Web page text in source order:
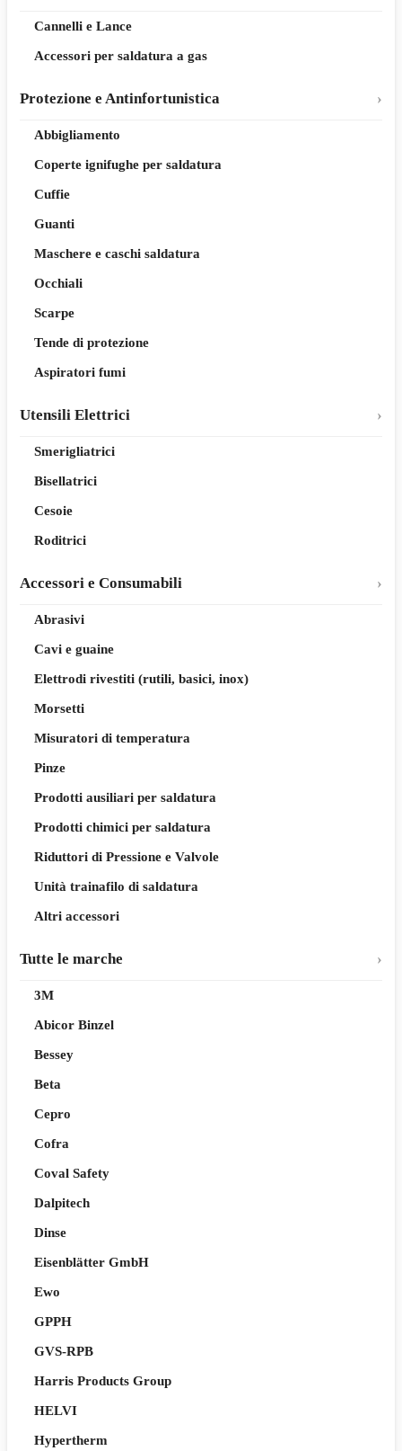
Cannelli e Lance
Accessori per saldatura a gas
Protezione e Antinfortunistica
Abbigliamento
Coperte ignifughe per saldatura
Cuffie
Guanti
Maschere e caschi saldatura
Occhiali
Scarpe
Tende di protezione
Aspiratori fumi
Utensili Elettrici
Smerigliatrici
Bisellatrici
Cesoie
Roditrici
Accessori e Consumabili
Abrasivi
Cavi e guaine
Elettrodi rivestiti (rutili, basici, inox)
Morsetti
Misuratori di temperatura
Pinze
Prodotti ausiliari per saldatura
Prodotti chimici per saldatura
Riduttori di Pressione e Valvole
Unità trainafilo di saldatura
Altri accessori
Tutte le marche
3M
Abicor Binzel
Bessey
Beta
Cepro
Cofra
Coval Safety
Dalpitech
Dinse
Eisenblätter GmbH
Ewo
GPPH
GVS-RPB
Harris Products Group
HELVI
Hypertherm